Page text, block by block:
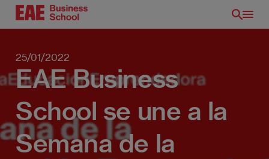
Pasar
25/01/2022
EAE Business
School se une a la
Semana de la